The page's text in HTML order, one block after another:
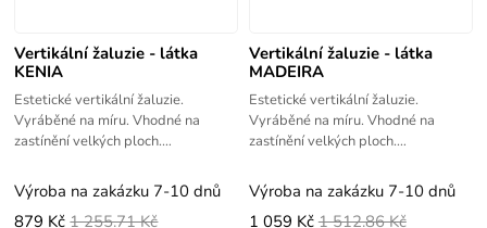
Vertikální žaluzie - látka
KENIA
Estetické vertikální žaluzie.
Vyráběné na míru. Vhodné na
zastínění velkých ploch.
videonávody.
Výroba na zakázku 7-10 dnů
879 Kč 1 255.71 Kč
Vertikální žaluzie - látka
MADEIRA
Estetické vertikální žaluzie.
Vyráběné na míru. Vhodné na
zastínění velkých ploch.
videonávody.
Výroba na zakázku 7-10 dnů
1 059 Kč 1 512.86 Kč